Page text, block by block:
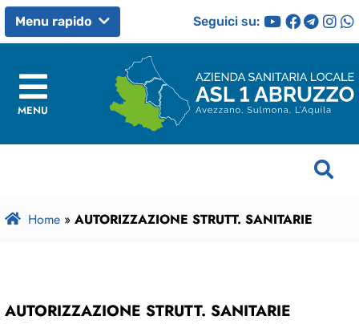
Menu rapido Seguici su:
MENU
Home » AUTORIZZAZIONE STRUTT. SANITARIE
AUTORIZZAZIONE STRUTT. SANITARIE